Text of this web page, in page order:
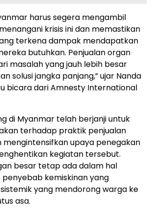
harus segera mengambil
krisis ini dan memastikan
terkena dampak mendapatkan
butuhkan. Penjualan organ
masalah yang jauh lebih besar
solusi jangka panjang,” ujar Nanda
bicara dari Amnesty International
di Myanmar telah berjanji untuk
terhadap praktik penjualan
mengintensifkan upaya penegakan
kegiatan tersebut.
besar tetap ada dalam hal
kemiskinan yang
yang mendorong warga ke
asa.